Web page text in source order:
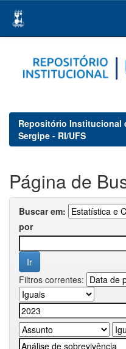
navigation
Repositório Institucional
Sergipe - RI/UFS
Página de
Buscar em:
por
Filtros correntes: